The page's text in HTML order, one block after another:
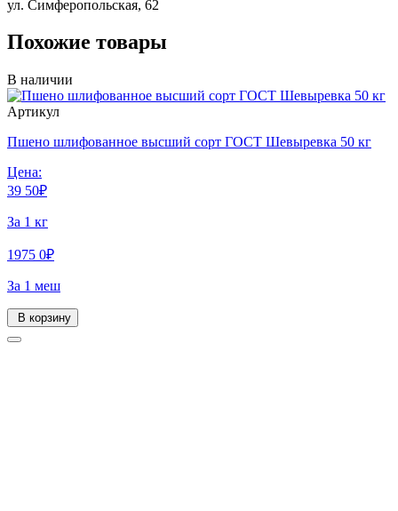
ул. Симферопольская, 62
Похожие товары
В наличии
Артикул
Пшено шлифованное высший сорт ГОСТ Шевыревка 50 кг
Цена:
39 50₽
За 1 кг
1975 0₽
За 1 меш
В корзину